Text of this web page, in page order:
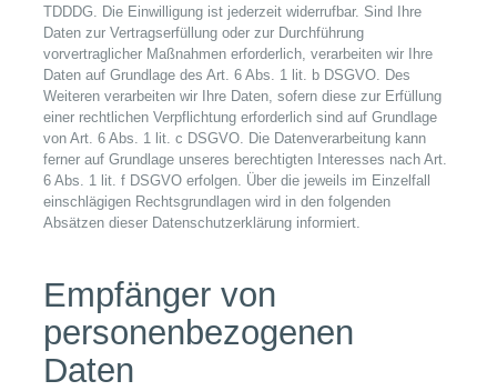
TDDDG. Die Einwilligung ist jederzeit widerrufbar. Sind Ihre
Daten zur Vertragserfüllung oder zur Durchführung
vorvertraglicher Maßnahmen erforderlich, verarbeiten wir Ihre
Daten auf Grundlage des Art. 6 Abs. 1 lit. b DSGVO. Des
Weiteren verarbeiten wir Ihre Daten, sofern diese zur Erfüllung
einer rechtlichen Verpflichtung erforderlich sind auf Grundlage
von Art. 6 Abs. 1 lit. c DSGVO. Die Datenverarbeitung kann
ferner auf Grundlage unseres berechtigten Interesses nach Art.
6 Abs. 1 lit. f DSGVO erfolgen. Über die jeweils im Einzelfall
einschlägigen Rechtsgrundlagen wird in den folgenden
Absätzen dieser Datenschutzerklärung informiert.
Empfänger von
personenbezogenen
Daten